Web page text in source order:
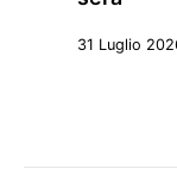
31 Luglio